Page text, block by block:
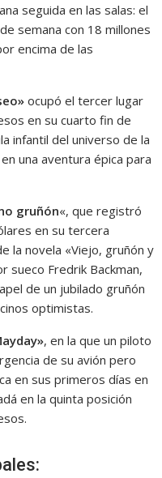
seguida en las salas: el
semana con 18 millones
encima de las
ocupó el tercer lugar
en su cuarto fin de
infantil del universo de la
una aventura épica para
gruñón«, que registró
en su tercera
la novela «Viejo, gruñón y
sueco Fredrik Backman,
de un jubilado gruñón
optimistas.
, en la que un piloto
de su avión pero
en sus primeros días en
en la quinta posición